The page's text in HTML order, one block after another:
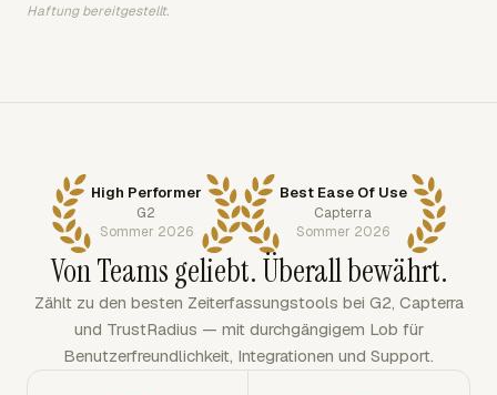
Haftung bereitgestellt.
High Performer
G2
Sommer 2026
Best Ease Of Use
Capterra
Sommer 2026
Von Teams geliebt. Überall bewährt.
Zählt zu den besten Zeiterfassungstools bei G2, Capterra
und TrustRadius — mit durchgängigem Lob für
Benutzerfreundlichkeit, Integrationen und Support.